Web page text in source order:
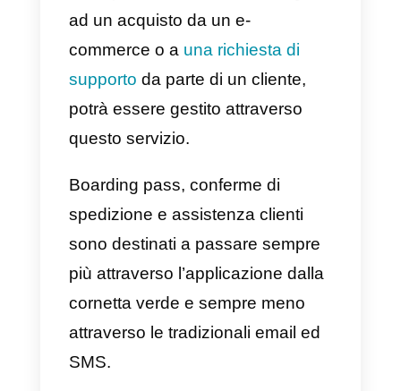
processo di monetizzazione di
WhatsApp come un obiettivo di
lungo periodo, sembra che il
giorno del rilascio delle tante
nonostante il costo ufficiale del
servizio per le aziende non è
ancora stato reso pubblico (no,
purtroppo questa voltanon si
tratta di un servizio gratuito